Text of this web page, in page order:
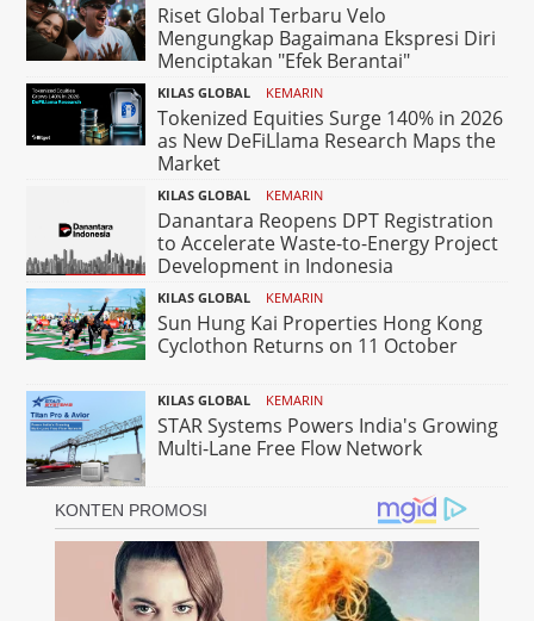
Riset Global Terbaru Velo
Mengungkap Bagaimana Ekspresi Diri
Menciptakan "Efek Berantai"
KILAS GLOBAL KEMARIN
Tokenized Equities Surge 140% in 2026
as New DeFiLlama Research Maps the
Market
KILAS GLOBAL KEMARIN
Danantara Reopens DPT Registration
to Accelerate Waste-to-Energy Project
Development in Indonesia
KILAS GLOBAL KEMARIN
Sun Hung Kai Properties Hong Kong
Cyclothon Returns on 11 October
KILAS GLOBAL KEMARIN
STAR Systems Powers India's Growing
Multi-Lane Free Flow Network